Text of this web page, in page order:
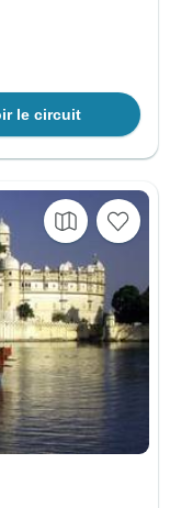
le circuit